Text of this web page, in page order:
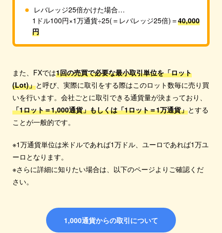
レバレッジ25倍かけた場合…
1ドル100円×1万通貨÷25(＝レバレッジ25倍)＝40,000
円
また、FXでは1回の売買で必要な最小取引単位を「ロット
(Lot)」と呼び、実際に取引をする際はこのロット数毎に売り買
いを行います。会社ごとに取引できる通貨量が決まっており、
「1ロット＝1,000通貨」もしくは「1ロット＝1万通貨」とする
ことが一般的です。
※1万通貨単位は米ドルであれば1万ドル、ユーロであれば1万ユ
ーロとなります。
※さらに詳細に知りたい場合は、以下のページよりご確認くだ
さい。
1,000通貨からの取引について